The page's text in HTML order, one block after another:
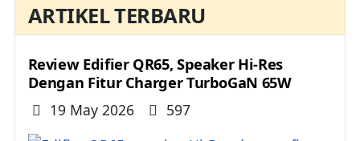
ARTIKEL TERBARU
Review Edifier QR65, Speaker Hi-Res
Dengan Fitur Charger TurboGaN 65W
Details
19 May 2026 597